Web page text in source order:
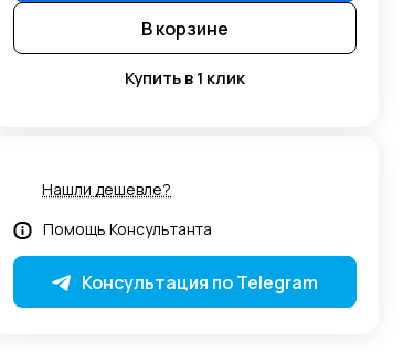
В корзине
Купить в 1 клик
Нашли дешевле?
Помощь Консультанта
Консультация по Telegram